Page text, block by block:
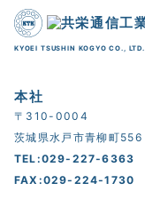
KYOEI TSUSHIN KOGYO CO., LTD.
本社
〒310-0004
茨城県水戸市青柳町556
TEL:029-227-6363
FAX:029-224-1730